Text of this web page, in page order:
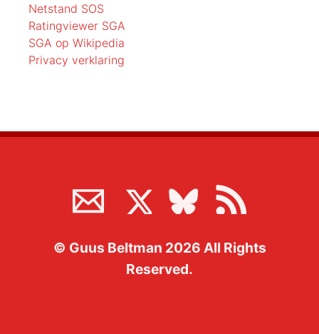
Netstand SOS
Ratingviewer SGA
SGA op Wikipedia
Privacy verklaring
© Guus Beltman 2026 All Rights
Reserved.